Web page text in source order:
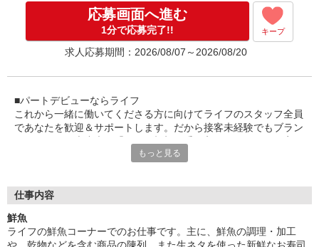
応募画面へ進む
1分で応募完了!! キープ
求人応募期間：2026/08/07～2026/08/20
■パートデビューならライフ
これから一緒に働いてくださる方に向けてライフのスタッフ全員
であなたを歓迎＆サポートします。だから接客未経験でもブラン
くお仕事を始められました！」（パート1年目・主婦Kさん）
ライフが扱うのは新鮮な食材ばかり。毎日触れることで旬や鮮度
お買い物にも活かせるので、仕事のやる気も自然とUP！？おい
しい食卓は、おいしい食材選びから。自分や家族のためにプラス
もっと見る
仕事内容
鮮魚
ライフの鮮魚コーナーでのお仕事です。主に、鮮魚の調理・加工